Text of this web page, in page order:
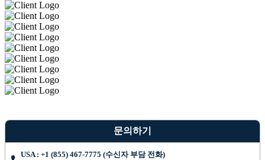
문의하기
USA : +1 (855) 467-7775 (수신자 부담 전화)